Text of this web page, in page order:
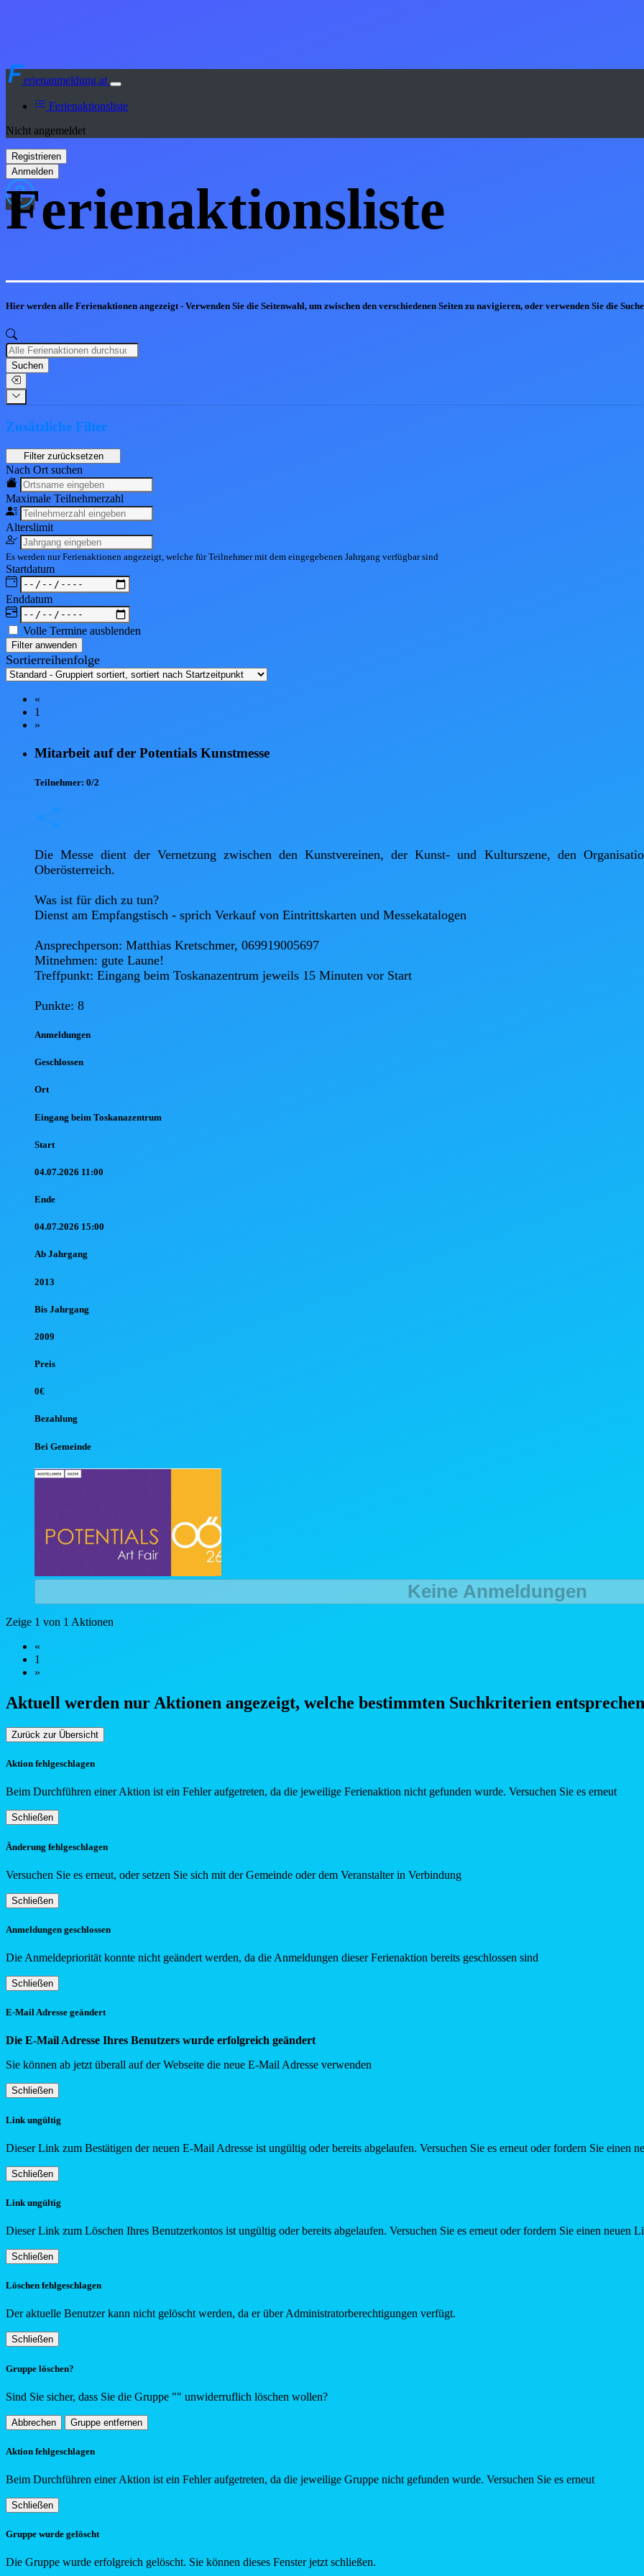
erienanmeldung.at
Ferienaktionsliste
Nicht angemeldet
Ferienaktionsliste
Hier werden alle Ferienaktionen angezeigt - Verwenden Sie die Seitenwahl, um zwischen den verschiedenen Seiten zu navigieren, oder verwenden Sie die
Suchen
Zusätzliche Filter
Nach Ort suchen
Maximale Teilnehmerzahl
Alterslimit
Es werden nur Ferienaktionen angezeigt, welche für Teilnehmer mit dem eingegebenen Jahrgang verfügbar sind
Startdatum
Enddatum
Volle Termine ausblenden
Filter anwenden
Sortierreihenfolge
«
1
»
Mitarbeit auf der Potentials Kunstmesse
Teilnehmer: 0/2
Die Messe dient der Vernetzung zwischen den Kunstvereinen, der Kunst- und Kulturszene, den
Oberösterreich.
Was ist für dich zu tun?
Dienst am Empfangstisch - sprich Verkauf von Eintrittskarten und Messekatalogen
Ansprechperson: Matthias Kretschmer, 069919005697
Mitnehmen: gute Laune!
Treffpunkt: Eingang beim Toskanazentrum jeweils 15 Minuten vor Start
Punkte: 8
Anmeldungen
Geschlossen
Ort
Eingang beim Toskanazentrum
Start
04.07.2026 11:00
Ende
04.07.2026 15:00
Ab Jahrgang
2013
Bis Jahrgang
2009
Preis
0€
Bezahlung
Bei Gemeinde
Keine Anmeldungen
Zeige 1 von 1 Aktionen
«
1
»
Aktuell werden nur Aktionen angezeigt, welche bestimmten Suchkriterien entsprechen
Zurück zur Übersicht
Aktion fehlgeschlagen
Beim Durchführen einer Aktion ist ein Fehler aufgetreten, da die jeweilige Ferienaktion nicht gefunden wurde. Versuchen Sie es erneut
Schließen
Änderung fehlgeschlagen
Versuchen Sie es erneut, oder setzen Sie sich mit der Gemeinde oder dem Veranstalter in Verbindung
Schließen
Anmeldungen geschlossen
Die Anmeldepriorität konnte nicht geändert werden, da die Anmeldungen dieser Ferienaktion bereits geschlossen sind
Schließen
E-Mail Adresse geändert
Die E-Mail Adresse Ihres Benutzers wurde erfolgreich geändert
Sie können ab jetzt überall auf der Webseite die neue E-Mail Adresse verwenden
Schließen
Link ungültig
Dieser Link zum Bestätigen der neuen E-Mail Adresse ist ungültig oder bereits abgelaufen. Versuchen Sie es erneut oder fordern Sie einen
Schließen
Link ungültig
Dieser Link zum Löschen Ihres Benutzerkontos ist ungültig oder bereits abgelaufen. Versuchen Sie es erneut oder fordern Sie einen neuen
Schließen
Löschen fehlgeschlagen
Der aktuelle Benutzer kann nicht gelöscht werden, da er über Administratorberechtigungen verfügt.
Schließen
Gruppe löschen?
Sind Sie sicher, dass Sie die Gruppe "" unwiderruflich löschen wollen?
Abbrechen Gruppe entfernen
Aktion fehlgeschlagen
Beim Durchführen einer Aktion ist ein Fehler aufgetreten, da die jeweilige Gruppe nicht gefunden wurde. Versuchen Sie es erneut
Schließen
Gruppe wurde gelöscht
Die Gruppe wurde erfolgreich gelöscht. Sie können dieses Fenster jetzt schließen.